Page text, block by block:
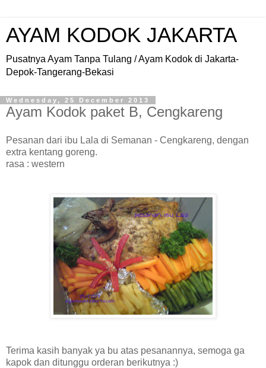
AYAM KODOK JAKARTA
Pusatnya Ayam Tanpa Tulang / Ayam Kodok di Jakarta-
Depok-Tangerang-Bekasi
Wednesday, 25 December 2013
Ayam Kodok paket B, Cengkareng
Pesanan dari ibu Lala di Semanan - Cengkareng, dengan
extra kentang goreng.
rasa : western
Terima kasih banyak ya bu atas pesanannya, semoga ga
kapok dan ditunggu orderan berikutnya :)